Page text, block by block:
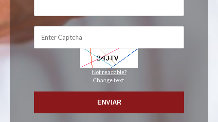
Not readable?
Change text.
ENVIAR